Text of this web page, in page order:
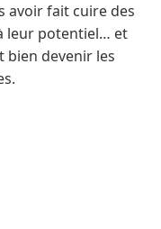
avoir fait cuire des
leur potentiel… et
devenir les